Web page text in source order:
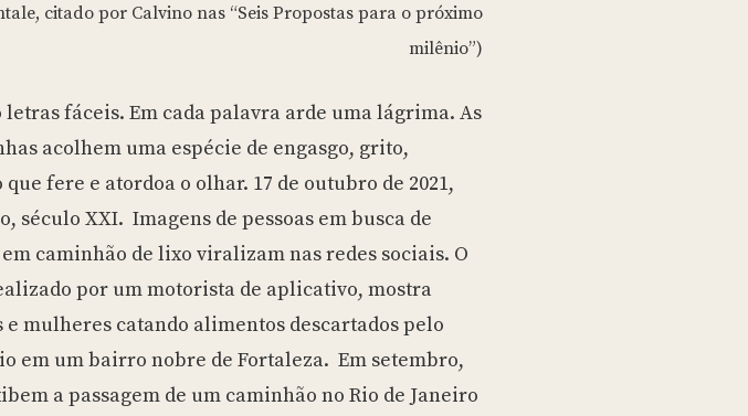
citado por Calvino nas “Seis Propostas para o próximo
milênio”)
letras fáceis. Em cada palavra arde uma lágrima. As
acolhem uma espécie de engasgo, grito,
que fere e atordoa o olhar. 17 de outubro de 2021,
século XXI. Imagens de pessoas em busca de
caminhão de lixo viralizam nas redes sociais. O
por um motorista de aplicativo, mostra
e mulheres catando alimentos descartados pelo
em um bairro nobre de Fortaleza. Em setembro,
a passagem de um caminhão no Rio de Janeiro